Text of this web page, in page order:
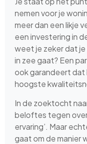
nemen voor je
meer dan een likje
een investering in
weet je zeker dat
in zee gaat? Een
ook garandeert dat
hoogste
In de zoektocht
beloftes tegen over
ervaring’. Maar
gaat om de manier